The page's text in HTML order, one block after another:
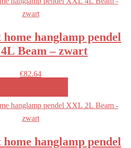
home hanglamp pendel
Beam – zwart
€82.64
home hanglamp pendel